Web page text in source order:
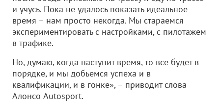
и учусь. Пока не удалось показать идеальное
время – нам просто некогда. Мы стараемся
экспериментировать с настройками, с пилотажем
в трафике.
Но, думаю, когда наступит время, то все будет в
порядке, и мы добьемся успеха и в
квалификации, и в гонке», – приводит слова
Алонсо Autosport.